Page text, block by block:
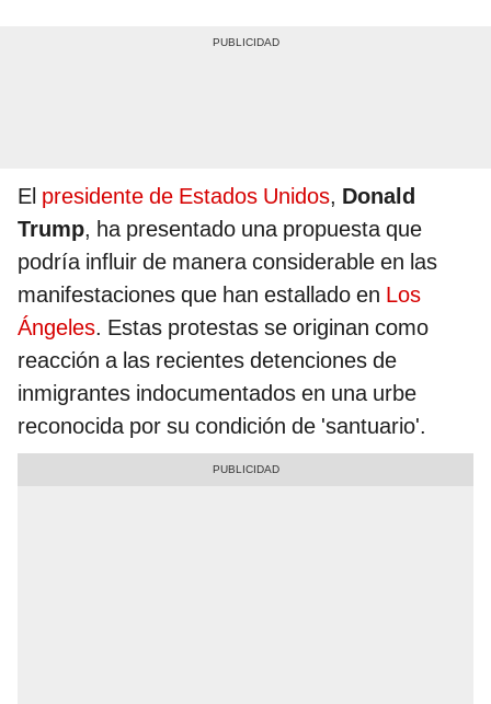
El presidente de Estados Unidos, Donald
Trump, ha presentado una propuesta que
podría influir de manera considerable en las
manifestaciones que han estallado en Los
Ángeles. Estas protestas se originan como
reacción a las recientes detenciones de
inmigrantes indocumentados en una urbe
reconocida por su condición de 'santuario'.